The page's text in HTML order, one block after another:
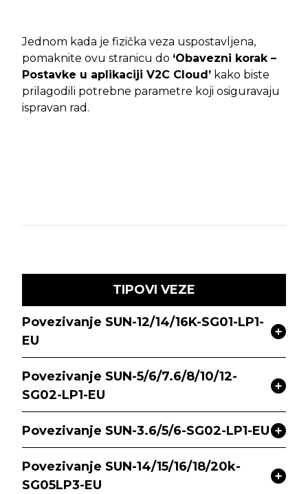
Jednom kada je fizička veza uspostavljena,
pomaknite ovu stranicu do ‘Obavezni korak –
Postavke u aplikaciji V2C Cloud’ kako biste
prilagodili potrebne parametre koji osiguravaju
ispravan rad.
TIPOVI VEZE
Povezivanje SUN-12/14/16K-SG01-LP1-
EU
Povezivanje SUN-5/6/7.6/8/10/12-
SG02-LP1-EU
Povezivanje SUN-3.6/5/6-SG02-LP1-EU
Povezivanje SUN-14/15/16/18/20k-
SG05LP3-EU